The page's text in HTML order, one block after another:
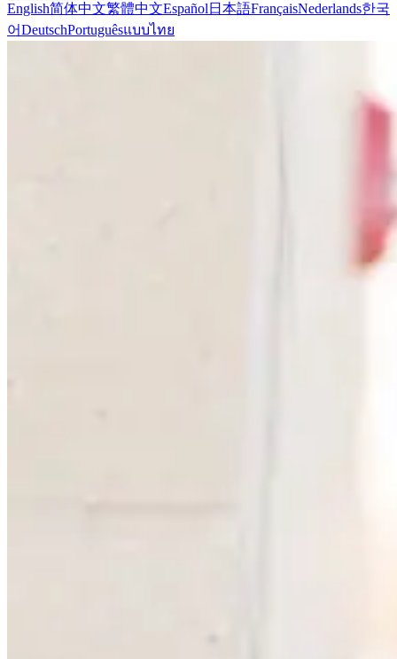
English简体中文繁體中文Español 日本語FrançaisNederlands한국
어DeutschPortuguêsแบบไทย